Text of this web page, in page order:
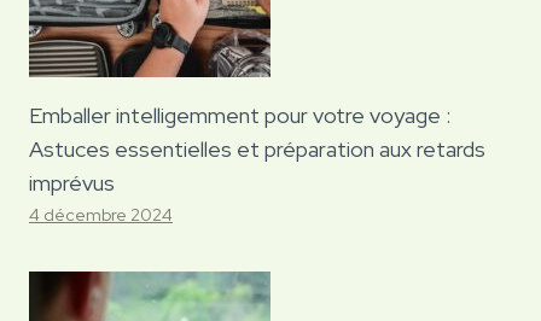
Emballer intelligemment pour votre voyage :
Astuces essentielles et préparation aux retards
imprévus
4 décembre 2024